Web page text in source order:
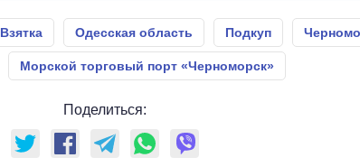
Взятка Одесская область Подкуп
Морской торговый порт «Черноморск»
Поделиться: